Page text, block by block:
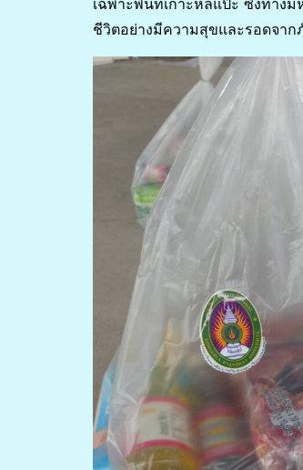
ชีวิตอย่างมีความสุขและรอดจาก